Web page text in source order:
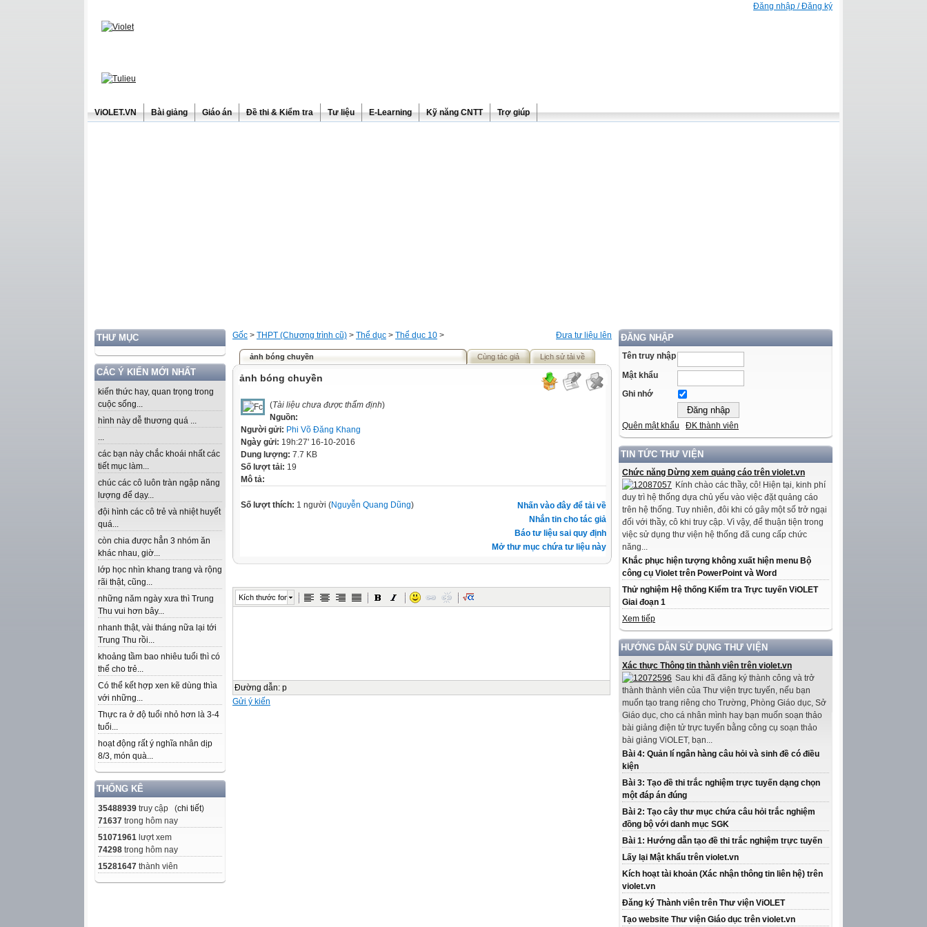
Đăng nhập / Đăng ký
ViOLET.VN Bài giảng Giáo án Đề thi & Kiểm tra Tư liệu E-Learning Kỹ năng CNTT Trợ giúp
THƯ MỤC
CÁC Ý KIẾN MỚI NHẤT
kiến thức hay, quan trọng trong
cuộc sống...
hình này dễ thương quá ...
...
các bạn này chắc khoái nhất các
tiết mục làm...
chúc các cô luôn tràn ngập năng
lượng để dạy...
đội hình các cô trẻ và nhiệt huyết
quá...
còn chia được hẳn 3 nhóm ăn
khác nhau, giờ...
lớp học nhìn khang trang và rộng
rãi thật, cũng...
những năm ngày xưa thì Trung
Thu vui hơn bây...
nhanh thật, vài tháng nữa lại tới
Trung Thu rồi...
khoảng tầm bao nhiêu tuổi thì có
thể cho trẻ...
Có thể kết hợp xen kẽ dùng thìa
với những...
Thực ra ở độ tuổi nhỏ hơn là 3-4
tuổi...
hoạt động rất ý nghĩa nhân dịp
8/3, món quà...
THỐNG KÊ
35488939 truy cập (chi tiết)
71637 trong hôm nay
51071961 lượt xem
74298 trong hôm nay
15281647 thành viên
ĐĂNG NHẬP
Tên truy nhập
Mật khẩu
Ghi nhớ
Quên mật khẩu ĐK thành viên
TIN TỨC THƯ VIỆN
Chức năng Dừng xem quảng cáo trên violet.vn
Kính chào các thầy, cô! Hiện tại, kinh phí
duy trì hệ thống dựa chủ yếu vào việc đặt quảng cáo
trên hệ thống. Tuy nhiên, đôi khi có gây một số trở ngại
đối với thầy, cô khi truy cập. Vì vậy, để thuận tiện trong
việc sử dụng thư viện hệ thống đã cung cấp chức
năng...
Khắc phục hiện tượng không xuất hiện menu Bộ
công cụ Violet trên PowerPoint và Word
Thử nghiệm Hệ thống Kiểm tra Trực tuyến ViOLET
Giai đoạn 1
Xem tiếp
HƯỚNG DẪN SỬ DỤNG THƯ VIỆN
Xác thực Thông tin thành viên trên violet.vn
Sau khi đã đăng ký thành công và trở
thành thành viên của Thư viện trực tuyến, nếu bạn
muốn tạo trang riêng cho Trường, Phòng Giáo dục, Sở
Giáo dục, cho cá nhân mình hay bạn muốn soạn thảo
bài giảng điện tử trực tuyến bằng công cụ soạn thảo
bài giảng ViOLET, bạn...
Bài 4: Quản lí ngân hàng câu hỏi và sinh đề có điều
kiện
Bài 3: Tạo đề thi trắc nghiệm trực tuyến dạng chọn
một đáp án đúng
Bài 2: Tạo cây thư mục chứa câu hỏi trắc nghiệm
đồng bộ với danh mục SGK
Bài 1: Hướng dẫn tạo đề thi trắc nghiệm trực tuyến
Lấy lại Mật khẩu trên violet.vn
Kích hoạt tài khoản (Xác nhận thông tin liên hệ) trên
violet.vn
Đăng ký Thành viên trên Thư viện ViOLET
Tạo website Thư viện Giáo dục trên violet.vn
Đưa tư liệu lên
Gốc > THPT (Chương trình cũ) > Thể dục > Thể dục 10 >
ảnh bóng chuyền Cùng tác giả Lịch sử tải về
ảnh bóng chuyền
(Tài liệu chưa được thẩm định)
Nguồn:
Người gửi: Phi Võ Đăng Khang
Ngày gửi: 19h:27' 16-10-2016
Dung lượng: 7.7 KB
Số lượt tải: 19
Mô tả:
Nhấn vào đây để tải về
Nhắn tin cho tác giả
Báo tư liệu sai quy định
Mở thư mục chứa tư liệu này
Số lượt thích: 1 người (Nguyễn Quang Dũng)
Kích thước font
Đường dẫn: p
Gửi ý kiến